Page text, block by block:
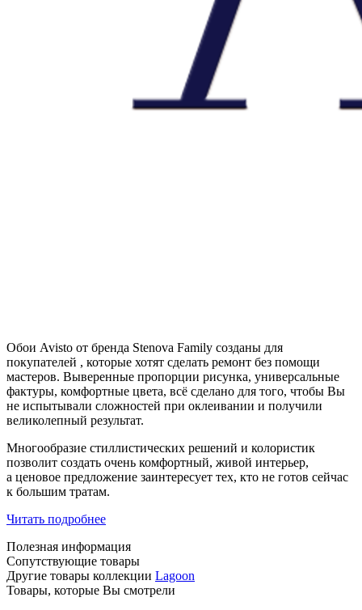
Обои Avisto от бренда Stenova Family созданы для
покупателей , которые хотят сделать ремонт без помощи
мастеров. Выверенные пропорции рисунка, универсальные
фактуры, комфортные цвета, всё сделано для того, чтобы Вы
не испытывали сложностей при оклеивании и получили
великолепный результат.
Многообразие стиллистических решений и колористик
позволит создать очень комфортный, живой интерьер,
а ценовое предложение заинтересует тех, кто не готов сейчас
к большим тратам.
Читать подробнее
Полезная информация
Сопутствующие товары
Другие товары коллекции Lagoon
Товары, которые Вы смотрели